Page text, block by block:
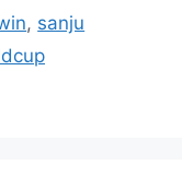
, sanju